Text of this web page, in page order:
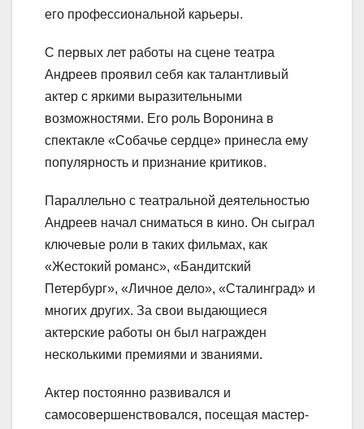
его профессиональной карьеры.
С первых лет работы на сцене театра
Андреев проявил себя как талантливый
актер с яркими выразительными
возможностями. Его роль Воронина в
спектакле «Собачье сердце» принесла ему
популярность и признание критиков.
Параллельно с театральной деятельностью
Андреев начал сниматься в кино. Он сыграл
ключевые роли в таких фильмах, как
«Жестокий романс», «Бандитский
Петербург», «Личное дело», «Сталинград» и
многих других. За свои выдающиеся
актерские работы он был награжден
несколькими премиями и званиями.
Актер постоянно развивался и
самосовершенствовался, посещая мастер-